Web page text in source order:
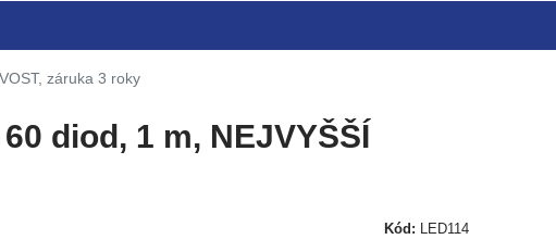
záruka 3 roky
diod, 1 m, NEJVYŠŠÍ
Kód: LED114